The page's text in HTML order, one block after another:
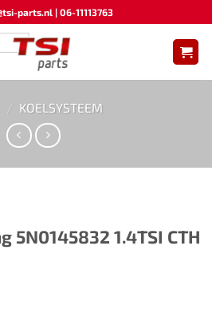
parts.nl | 06-11113763
/ KOELSYSTEEM
​​​1.4TSI CTH